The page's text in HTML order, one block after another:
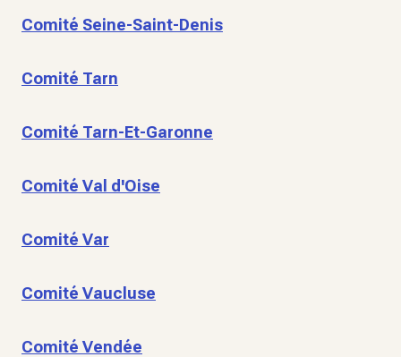
Comité Seine-Saint-Denis
Comité Tarn
Comité Tarn-Et-Garonne
Comité Val d'Oise
Comité Var
Comité Vaucluse
Comité Vendée